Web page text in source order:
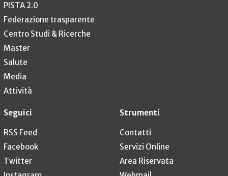
PISTA 2.0
Federazione trasparente
Centro Studi & Ricerche
Master
Salute
Media
Attività
Seguici
RSS Feed
Facebook
Twitter
Strumenti
Contatti
Servizi Online
Area Riservata